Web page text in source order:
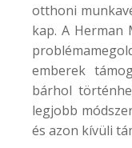
otthoni
kap. A Herman
emberek
bárhol
legjobb
és azon kívüli